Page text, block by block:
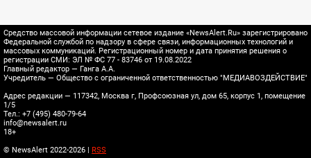
Средство массовой информации сетевое издание «NewsAlert.Ru» зарегистрировано
Федеральной службой по надзору в сфере связи, информационных технологий и
массовых коммуникаций. Регистрационный номер и дата принятия решения о
регистрации СМИ: ЭЛ № ФС 77 - 83746 от 19.08.2022
Главный редактор — Ганга А.А.
Учредитель — Общество с ограниченной ответственностью "МЕДИАВОЗДЕЙСТВИЕ"
Адрес редакции — 117342, Москва г, Профсоюзная ул, дом 65, корпус 1, помещение
1/5
Тел.: +7 (495) 480-79-64
info@newsalert.ru
18+
© NewsAlert 2022-2026 | RSS